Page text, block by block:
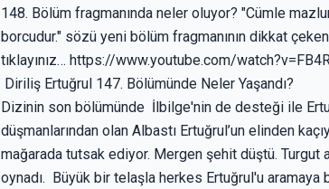
148. Bölüm fragmanında neler oluyor? "Cümle
borcudur." sözü yeni bölüm fragmanının dikkat
tıklayınız… https://www.youtube.com/
Diriliş Ertuğrul 147. Bölümünde Neler Yaşandı?
Dizinin son bölümünde İlbilge'nin de desteği ile
düşmanlarından olan Albastı Ertuğrul’un elinden
mağarada tutsak ediyor. Mergen şehit düştü. Turgut
oynadı. Büyük bir telaşla herkes Ertuğrul'u aramaya